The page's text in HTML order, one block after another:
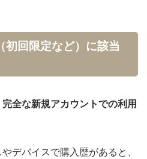
回限定など）に該当
完全な新規アカウントでの利用
デバイスで購入歴があると、